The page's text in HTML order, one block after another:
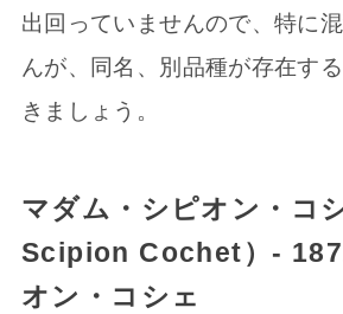
出回っていませんので、特に
んが、同名、別品種が存在す
きましょう。
マダム・シピオン・コ
Scipion Cochet）-
オン・コシェ